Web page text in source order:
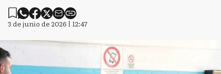
3 de junio de 2026 | 12:47